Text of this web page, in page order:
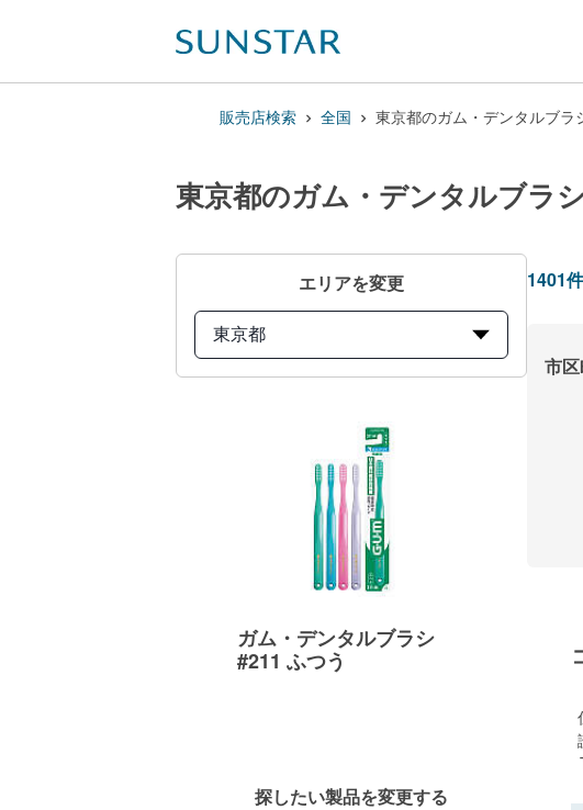
販売店検索 全国 東京都のガム・デンタルブ
東京都のガム・デンタルブラ
エリアを変更
東京都
ガム・デンタルブラシ
#211 ふつう
探したい製品を変更する
1401件
市